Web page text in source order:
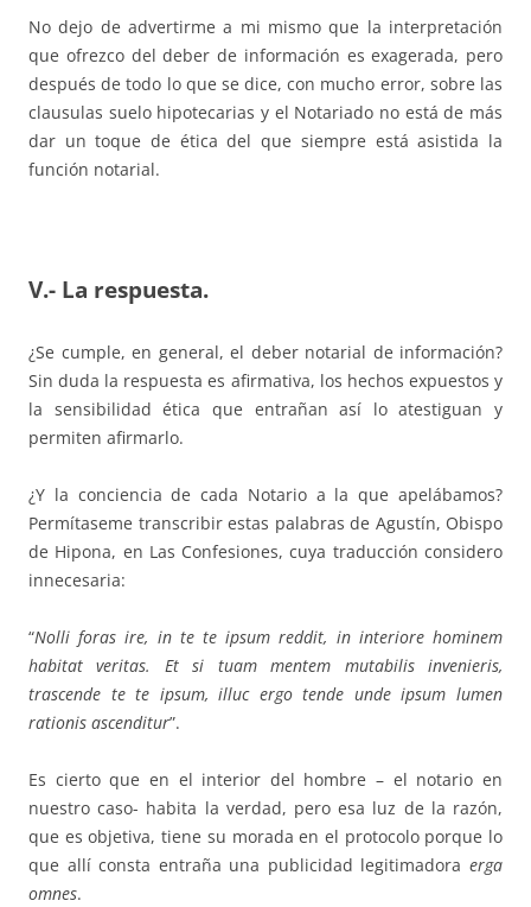
No dejo de advertirme a mi mismo que la interpretación
que ofrezco del deber de información es exagerada, pero
después de todo lo que se dice, con mucho error, sobre las
clausulas suelo hipotecarias y el Notariado no está de más
dar un toque de ética del que siempre está asistida la
función notarial.
V.- La respuesta.
¿Se cumple, en general, el deber notarial de información?
Sin duda la respuesta es afirmativa, los hechos expuestos y
la sensibilidad ética que entrañan así lo atestiguan y
permiten afirmarlo.
¿Y la conciencia de cada Notario a la que apelábamos?
Permítaseme transcribir estas palabras de Agustín, Obispo
de Hipona, en Las Confesiones, cuya traducción considero
innecesaria:
“Nolli foras ire, in te te ipsum reddit, in interiore hominem
habitat veritas. Et si tuam mentem mutabilis invenieris,
trascende te te ipsum, illuc ergo tende unde ipsum lumen
rationis ascenditur”.
Es cierto que en el interior del hombre – el notario en
nuestro caso- habita la verdad, pero esa luz de la razón,
que es objetiva, tiene su morada en el protocolo porque lo
que allí consta entraña una publicidad legitimadora erga
omnes.